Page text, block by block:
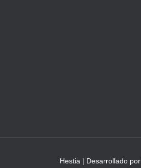
Hestia | Desarrollado por